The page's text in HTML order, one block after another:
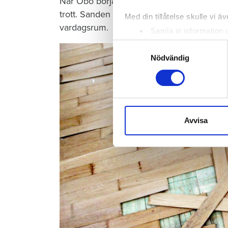
Med din tillåtelse skulle vi
Samla in information
Identifiera din enhet
Ta reda på mer om hur
eller dra tillbaka ditt
sociala medier och
till de sociala medier och
Samtyckesval
Nödvändig
Avvisa
trott. Sanden under golvet har sugit upp
vardagsrum.